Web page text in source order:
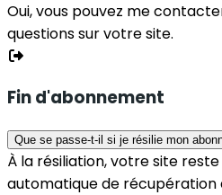
Oui, vous pouvez me
questions sur votre site.
Fin d'abonnement
Que se passe-t-il si je résilie mon
À la résiliation, votre site
automatique de récupération